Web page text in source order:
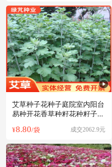
艾草种子花种子庭院室内阳台
易种开花香草种籽花种籽子驱
¥8.80/袋 成交2062.9元